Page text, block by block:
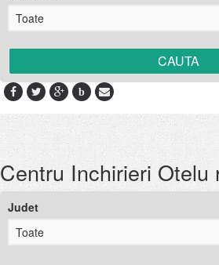
b
Centru Inchirieri Otelu
Judet